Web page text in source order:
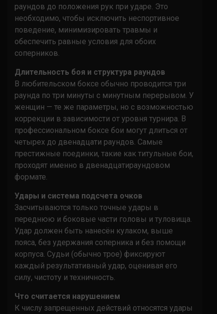
раундов до положения рук при ударе. Это
необходимо, чтобы исключить неспортивное
поведение, минимизировать травмы и
обеспечить равные условия для обоих
соперников.
Длительность боя и структура раундов
В любительском боксе обычно проводится три
раунда по три минуты с минутным перерывом. У
женщин — те же параметры, но с возможностью
коррекции в зависимости от уровня турнира. В
профессиональном боксе бои могут длиться от
четырех до двенадцати раундов. Самые
престижные поединки, такие как титульные бои,
проходят именно в двенадцатираундовом
формате.
Удары и система подсчета очков
Засчитываются только точные удары в
переднюю и боковые части головы и туловища.
Удар должен быть нанесён кулаком, выше
пояса, без удержания соперника и без помощи
корпуса. Судьи (обычно трое) фиксируют
каждый результативный удар, оценивая его
силу, чистоту и техничность.
Что считается нарушением
К числу запрещенных действий относятся удары